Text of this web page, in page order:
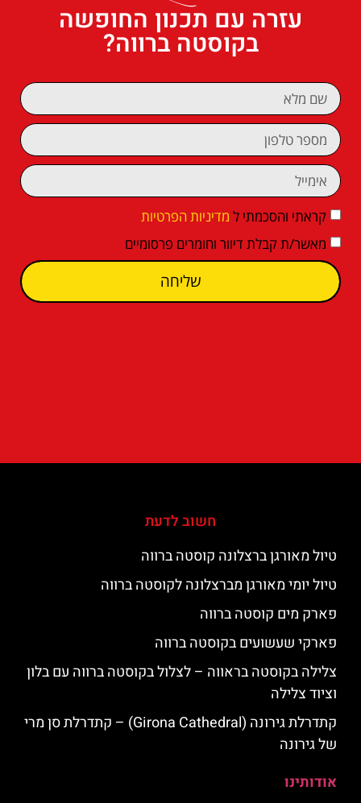
עזרה עם תכנון החופשה
בקוסטה ברווה?
קראתי והסכמתי ל מדיניות הפרטיות
מאשר/ת קבלת דיוור וחומרים פרסומיים
שליחה
חשוב לדעת
טיול מאורגן ברצלונה קוסטה ברווה
טיול יומי מאורגן מברצלונה לקוסטה ברווה
פארק מים קוסטה ברווה
פארקי שעשועים בקוסטה ברווה
צלילה בקוסטה בראווה – לצלול בקוסטה ברווה עם בלון
וציוד צלילה
קתדרלת גירונה (Girona Cathedral) – קתדרלת סן מרי
של גירונה
אודותינו